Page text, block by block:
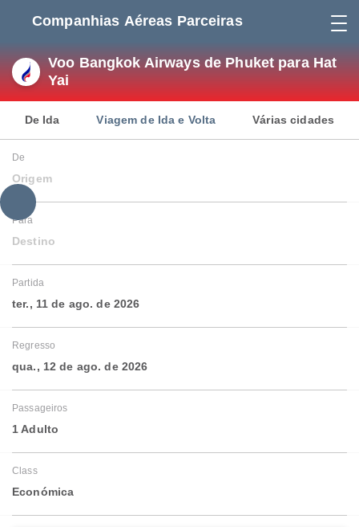
Companhias Aéreas Parceiras
Voo Bangkok Airways de Phuket para Hat
Yai
De Ida Viagem de Ida e Volta Várias cidades
De
Origem
Para
Destino
Partida
ter., 11 de ago. de 2026
Regresso
qua., 12 de ago. de 2026
Passageiros
1 Adulto
Class
Económica